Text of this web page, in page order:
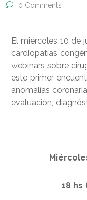
0 Comments
El miércoles 10 de
cardiopatías
webinars sobre
este primer
anomalías
evaluación,
18 hs